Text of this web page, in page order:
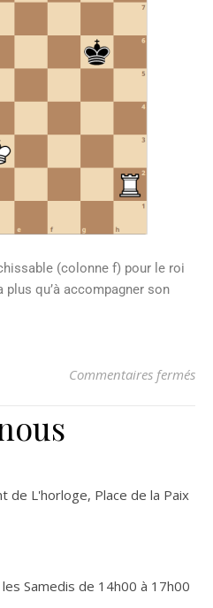
(colonne f) pour le roi
plus qu’à accompagner son
Commentaires fermés
de L'horloge, Place de la Paix
Samedis de 14h00 à 17h00